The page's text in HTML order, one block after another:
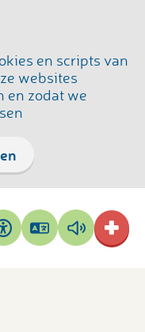
en scripts van
websites
en zodat we
Toegankelijkheid
Pagina
vertalen
Pagina
voorlezen